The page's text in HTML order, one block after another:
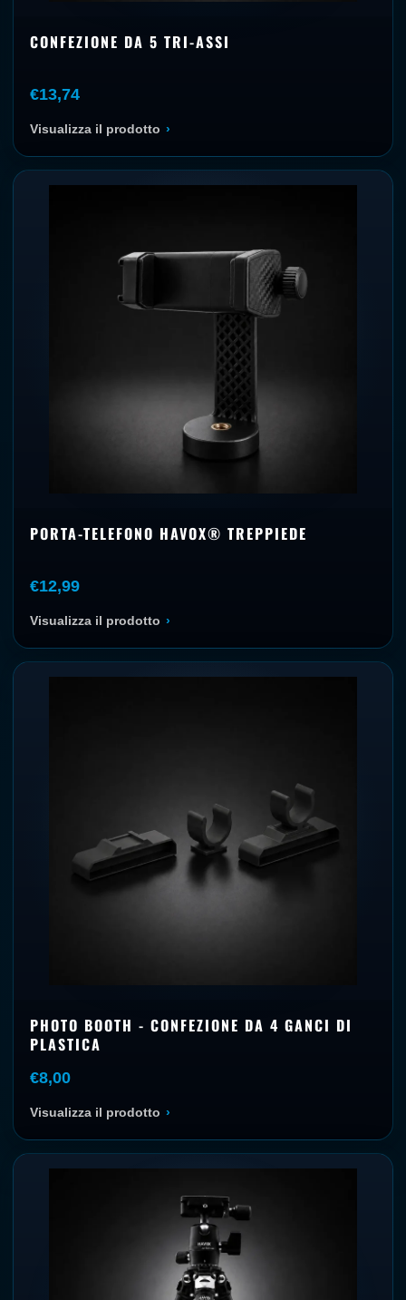
CONFEZIONE DA 5 TRI-ASSI
€13,74
Visualizza il prodotto ›
PORTA-TELEFONO HAVOX® TREPPIEDE
€12,99
Visualizza il prodotto ›
PHOTO BOOTH - CONFEZIONE DA 4 GANCI DI
PLASTICA
€8,00
Visualizza il prodotto ›